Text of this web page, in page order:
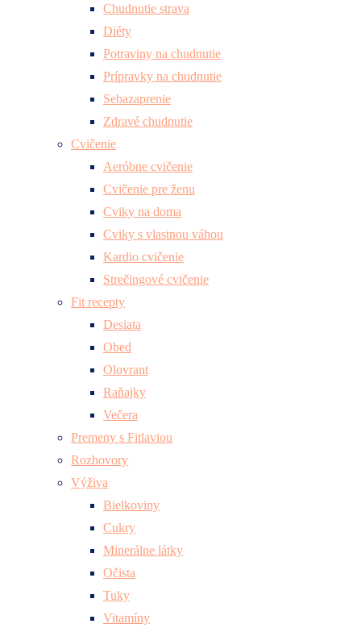
Chudnutie strava
Diéty
Potraviny na chudnutie
Prípravky na chudnutie
Sebazaprenie
Zdravé chudnutie
Cvičenie
Aeróbne cvičenie
Cvičenie pre ženu
Cviky na doma
Cviky s vlastnou váhou
Kardio cvičenie
Strečingové cvičenie
Fit recepty
Desiata
Obed
Olovrant
Raňajky
Večera
Premeny s Fitlaviou
Rozhovory
Výživa
Bielkoviny
Cukry
Minerálne látky
Očista
Tuky
Vitamíny